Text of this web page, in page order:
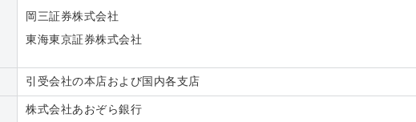
岡三証券株式会社
東海東京証券株式会社
引受会社の本店および国内各支店
株式会社あおぞら銀行